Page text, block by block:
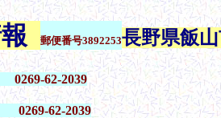
郵便番号3892253長野県飯
62-2039
62-2039